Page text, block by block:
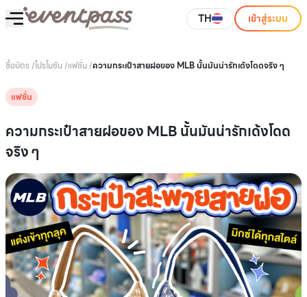
TH เข้าสู่ระบบ
ซื้อบัตร /โปรโมชัน/แฟชั่น/ความกระเป๋าสายฝอของ MLB นั้นมันน่ารักเด้งโดดจริง ๆ
แฟชั่น
ความกระเป๋าสายฝอของ MLB นั้นมันน่ารักเด้งโดด
จริง ๆ